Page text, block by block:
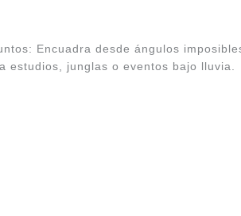
Encuadra desde ángulos
estudios, junglas o eventos bajo lluvia.